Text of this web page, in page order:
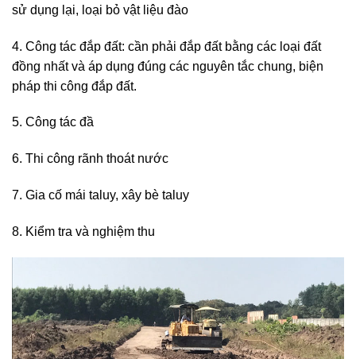
sử dụng lại, loại bỏ vật liệu đào
4. Công tác đắp đất: cần phải đắp đất bằng các loại đất
đồng nhất và áp dụng đúng các nguyên tắc chung, biện
pháp thi công đắp đất.
5. Công tác đầ
6. Thi công rãnh thoát nước
7. Gia cố mái taluy, xây bè taluy
8. Kiểm tra và nghiệm thu